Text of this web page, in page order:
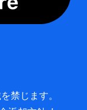
禁じます。